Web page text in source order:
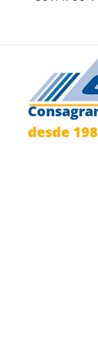
desde